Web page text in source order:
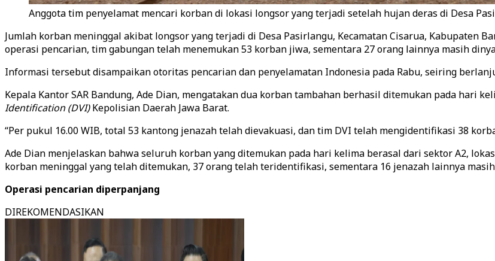
Anggota tim penyelamat mencari korban di lokasi longsor yang terjadi setelah hujan deras di Desa
Jumlah korban meninggal akibat longsor yang terjadi di Desa Pasirlangu, Kecamatan Cisarua, Kabupaten
operasi pencarian, tim gabungan telah menemukan 53 korban jiwa, sementara 27 orang lainnya masih
Informasi tersebut disampaikan otoritas pencarian dan penyelamatan Indonesia pada Rabu, seiring
Kepala Kantor SAR Bandung, Ade Dian, mengatakan dua korban tambahan berhasil ditemukan pada hari
Identification (DVI)Kepolisian Daerah Jawa Barat.
“Per pukul 16.00 WIB, total 53 kantong jenazah telah dievakuasi, dan tim DVI telah mengidentifikasi 38
Ade Dian menjelaskan bahwa seluruh korban yang ditemukan pada hari kelima berasal dari sektor A2,
korban meninggal yang telah ditemukan, 37 orang telah teridentifikasi, sementara 16 jenazah lainnya
Operasi pencarian diperpanjang
DIREKOMENDASIKAN